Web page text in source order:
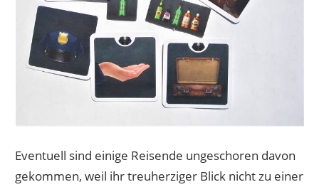
Eventuell sind einige Reisende ungeschoren davon
gekommen, weil ihr treuherziger Blick nicht zu einer